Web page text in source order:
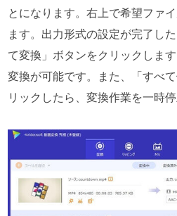
とになります。右上で希望ファ
ます。出力形式の設定が完了し
て変換」ボタンをクリックしま
変換が可能です。また、「すべ
リックしたら、変換作業を一時